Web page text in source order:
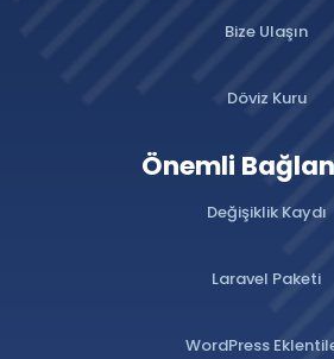
Bize Ulaşın
Döviz Kuru
Önemli
Değişiklik Kaydı
Laravel Paketi
WordPress